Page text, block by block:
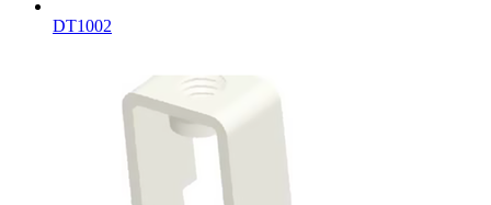
DT1002